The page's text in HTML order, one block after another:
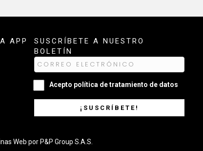
APP
SUSCRÍBETE A NUESTRO
BOLETÍN
Acepto política de tratamiento de datos
¡SUSCRÍBETE!
Web por P&P Group S.A.S.